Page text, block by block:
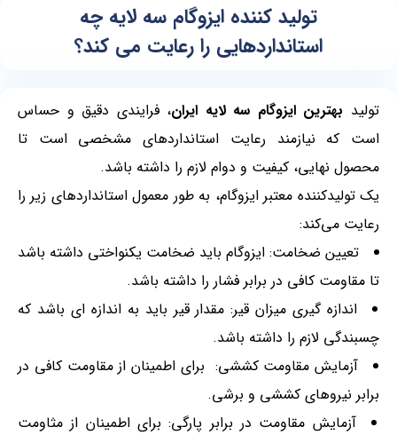
تولید کننده ایزوگام سه لایه چه
استانداردهایی را رعایت می کند؟
تولید بهترین ایزوگام سه لایه ایران، فرایندی دقیق و حساس
است که نیازمند رعایت استانداردهای مشخصی است تا
محصول نهایی، کیفیت و دوام لازم را داشته باشد.
یک تولیدکننده معتبر ایزوگام، به طور معمول استانداردهای زیر را
رعایت می‌کند:
تعیین ضخامت: ایزوگام باید ضخامت یکنواختی داشته باشد
تا مقاومت کافی در برابر فشار را داشته باشد.
اندازه گیری میزان قیر: مقدار قیر باید به اندازه ای باشد که
چسبندگی لازم را داشته باشد.
آزمایش مقاومت کششی: برای اطمینان از مقاومت کافی در
برابر نیروهای کششی و برشی.
آزمایش مقاومت در برابر پارگی: برای اطمینان از مثاومت